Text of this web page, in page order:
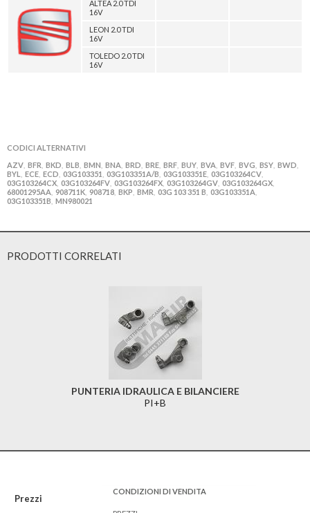
ALTEA 2.0 TDI
16V
LEON 2.0 TDI
16V
TOLEDO 2.0 TDI
16V
CODICI ALTERNATIVI
AZV BFR BKD BLB BMN BNA BRD BRE BRF BUY BVA BVF BVG BSY BWD
BYL ECE ECD 03G103351 03G103351A/B 03G103351E 03G103264CV
03G103264CX 03G103264FV 03G103264FX 03G103264GV 03G103264GX
68001295AA 908711K 908718 BKP BMR 03G 103 351 B 03G103351A
03G103351B MN980021
PRODOTTI CORRELATI
PUNTERIA IDRAULICA E BILANCIERE
PI+B
Prezzi
CONDIZIONI DI VENDITA